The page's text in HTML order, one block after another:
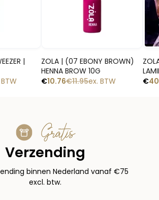
|
ZOLA | (07 EBONY BROWN)
HENNA BROW 10G
€11.95
€10.76 ex. BTW
€
Gratis
Verzending
binnen Nederland vanaf €75
excl. btw.